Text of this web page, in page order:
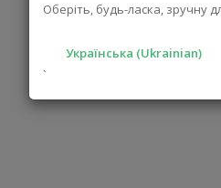
Оберіть, будь-ласка, зручну
Українська (Ukrainian)
`